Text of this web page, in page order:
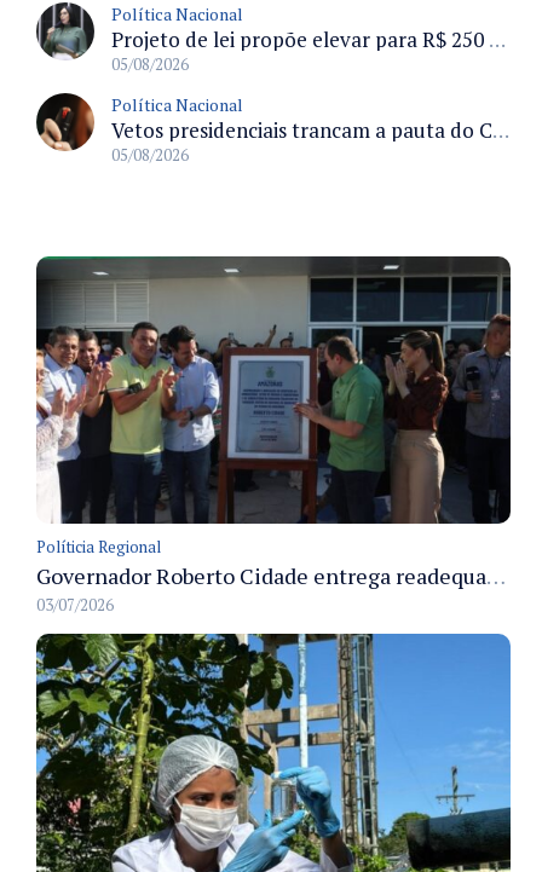
Política Nacional
Projeto de lei propõe elevar para R$ 250 mil limite de isenção do IPI para pessoas com deficiência e autismo
05/08/2026
Política Nacional
Vetos presidenciais trancam a pauta do Congresso com 87 itens pendentes e incluem trechos do Orçamento de 2026
05/08/2026
Políticia Regional
Governador Roberto Cidade entrega readequação do ambulatório da FCecon e amplia capacidade de atendimento oncológico em Manaus
03/07/2026